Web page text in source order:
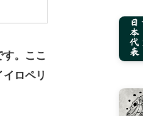
。ここ
ロペリ